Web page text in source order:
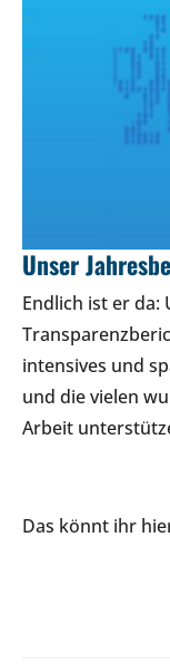
Unser
Endlich ist er da:
intensives und
und die vielen
Arbeit
Das könnt ihr